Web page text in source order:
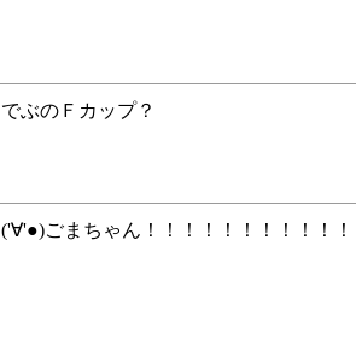
でぶのＦカップ？
('∀'●)ごまちゃん！！！！！！！！！！